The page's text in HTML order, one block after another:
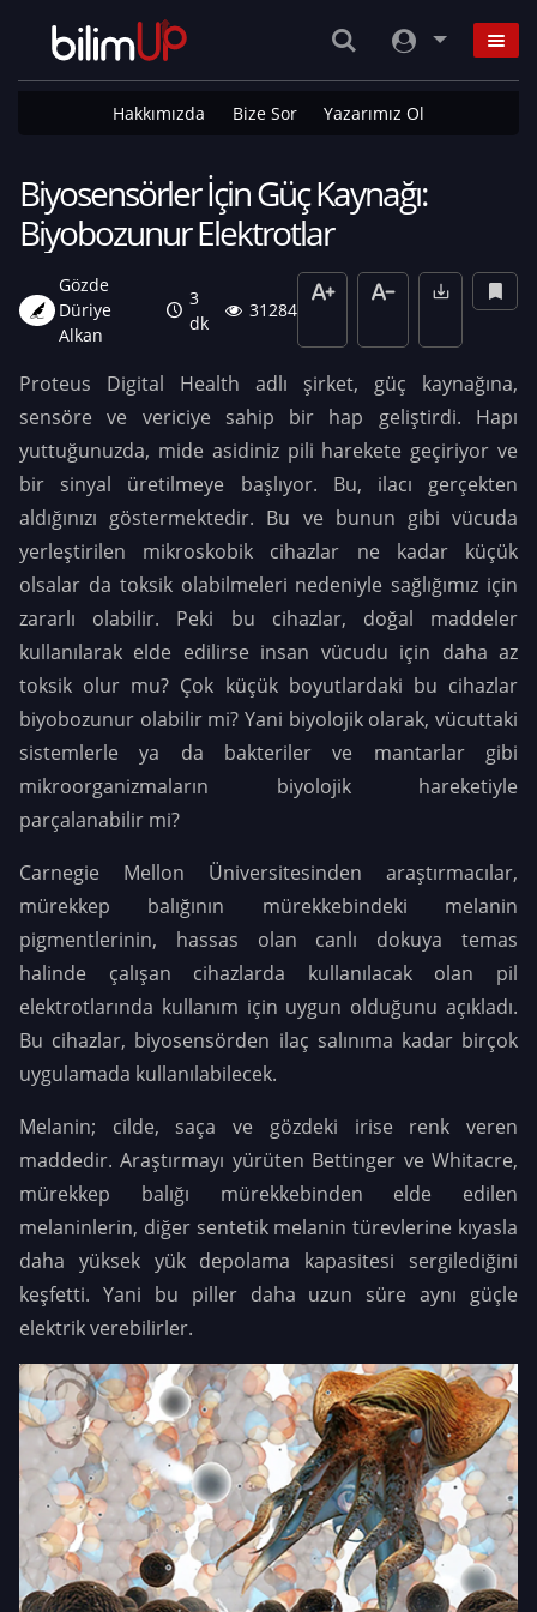
Hakkımızda Bize Sor Yazarımız Ol
Biyosensörler İçin Güç Kaynağı:
Biyobozunur Elektrotlar
Gözde
Düriye
Alkan
3
dk
31284
Proteus Digital Health adlı şirket, güç kaynağına,
sensöre ve vericiye sahip bir hap geliştirdi. Hapı
yuttuğunuzda, mide asidiniz pili harekete geçiriyor ve
bir sinyal üretilmeye başlıyor. Bu, ilacı gerçekten
aldığınızı göstermektedir. Bu ve bunun gibi vücuda
yerleştirilen mikroskobik cihazlar ne kadar küçük
olsalar da toksik olabilmeleri nedeniyle sağlığımız için
zararlı olabilir. Peki bu cihazlar, doğal maddeler
kullanılarak elde edilirse insan vücudu için daha az
toksik olur mu? Çok küçük boyutlardaki bu cihazlar
biyobozunur olabilir mi? Yani biyolojik olarak, vücuttaki
sistemlerle ya da bakteriler ve mantarlar gibi
mikroorganizmaların biyolojik hareketiyle
parçalanabilir mi?
Carnegie Mellon Üniversitesinden araştırmacılar,
mürekkep balığının mürekkebindeki melanin
pigmentlerinin, hassas olan canlı dokuya temas
halinde çalışan cihazlarda kullanılacak olan pil
elektrotlarında kullanım için uygun olduğunu açıkladı.
Bu cihazlar, biyosensörden ilaç salınıma kadar birçok
uygulamada kullanılabilecek.
Melanin; cilde, saça ve gözdeki irise renk veren
maddedir. Araştırmayı yürüten Bettinger ve Whitacre,
mürekkep balığı mürekkebinden elde edilen
melaninlerin, diğer sentetik melanin türevlerine kıyasla
daha yüksek yük depolama kapasitesi sergilediğini
keşfetti. Yani bu piller daha uzun süre aynı güçle
elektrik verebilirler.